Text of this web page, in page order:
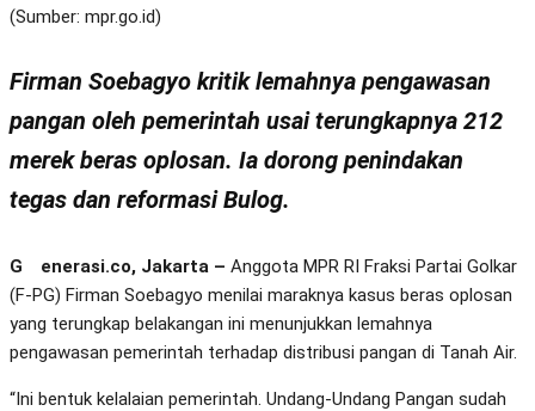
(Sumber: mpr.go.id)
Firman Soebagyo kritik lemahnya pengawasan
pangan oleh pemerintah usai terungkapnya 212
merek beras oplosan. Ia dorong penindakan
tegas dan reformasi Bulog.
Generasi.co, Jakarta – Anggota MPR RI Fraksi Partai Golkar
(F-PG) Firman Soebagyo menilai maraknya kasus beras oplosan
yang terungkap belakangan ini menunjukkan lemahnya
pengawasan pemerintah terhadap distribusi pangan di Tanah Air.
“Ini bentuk kelalaian pemerintah. Undang-Undang Pangan sudah